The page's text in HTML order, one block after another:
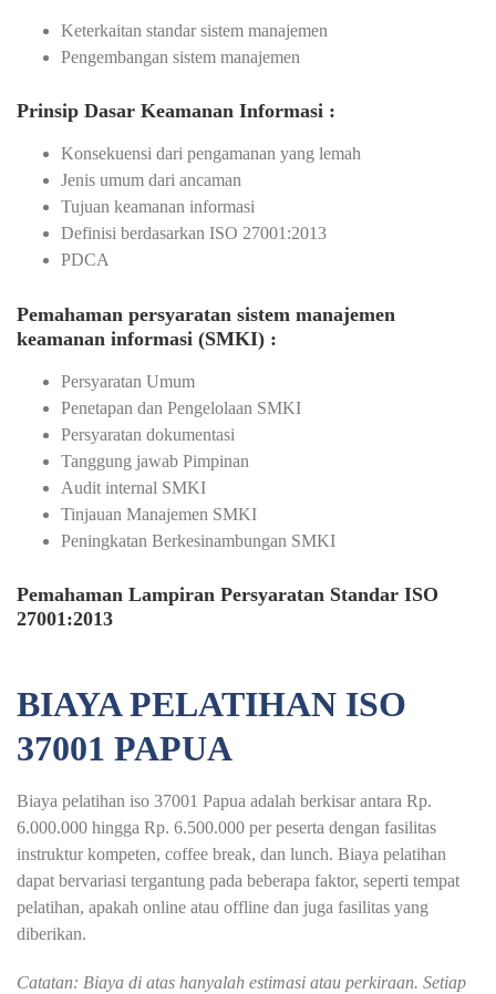
Keterkaitan standar sistem manajemen
Pengembangan sistem manajemen
Prinsip Dasar Keamanan Informasi :
Konsekuensi dari pengamanan yang lemah
Jenis umum dari ancaman
Tujuan keamanan informasi
Definisi berdasarkan ISO 27001:2013
PDCA
Pemahaman persyaratan sistem manajemen
keamanan informasi (SMKI) :
Persyaratan Umum
Penetapan dan Pengelolaan SMKI
Persyaratan dokumentasi
Tanggung jawab Pimpinan
Audit internal SMKI
Tinjauan Manajemen SMKI
Peningkatan Berkesinambungan SMKI
Pemahaman Lampiran Persyaratan Standar ISO
27001:2013
BIAYA PELATIHAN ISO
37001 PAPUA
Biaya pelatihan iso 37001 Papua adalah berkisar antara Rp.
6.000.000 hingga Rp. 6.500.000 per peserta dengan fasilitas
instruktur kompeten, coffee break, dan lunch. Biaya pelatihan
dapat bervariasi tergantung pada beberapa faktor, seperti tempat
pelatihan, apakah online atau offline dan juga fasilitas yang
diberikan.
Catatan: Biaya di atas hanyalah estimasi atau perkiraan. Setiap